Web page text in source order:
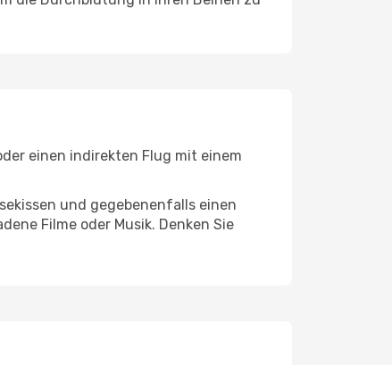
einen indirekten Flug mit einem
und gegebenenfalls einen
Filme oder Musik. Denken Sie